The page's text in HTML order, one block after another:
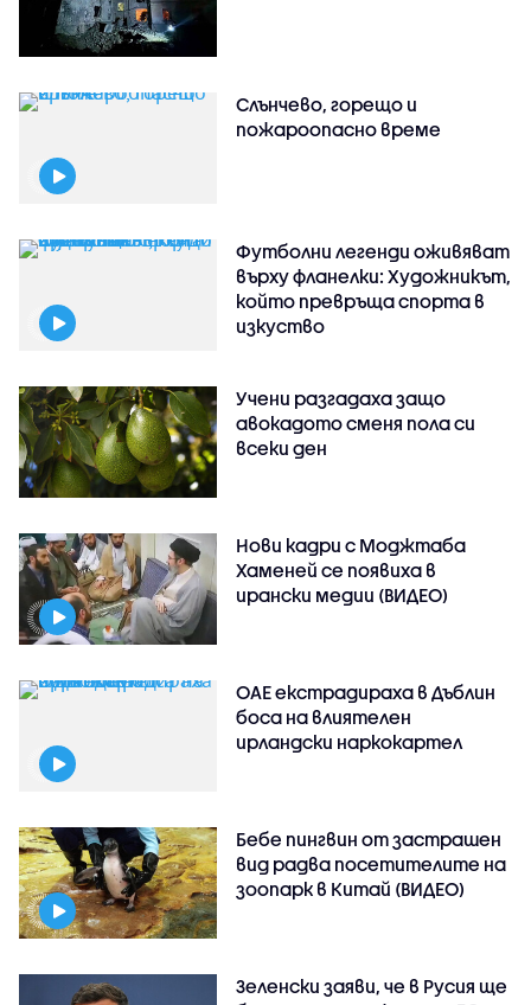
Слънчево, горещо и
пожароопасно време
Футболни легенди оживяват
върху фланелки: Художникът,
който превръща спорта в
изкуство
Учени разгадаха защо
авокадото сменя пола си
всеки ден
Нови кадри с Моджтаба
Хаменей се появиха в
ирански медии (ВИДЕО)
ОАЕ екстрадираха в Дъблин
боса на влиятелен
ирландски наркокартел
Бебе пингвин от застрашен
вид радва посетителите на
зоопарк в Китай (ВИДЕО)
Зеленски заяви, че в Русия ще